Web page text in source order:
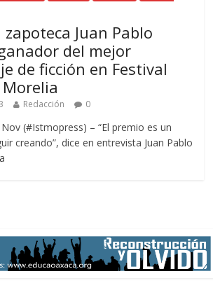
zapoteca Juan Pablo
del mejor
de ficción en Festival
Redacción 0
(#Istmopress) – “El premio es un
creando”, dice en entrevista Juan Pablo